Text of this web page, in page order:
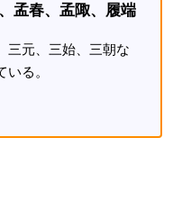
孟春、孟陬、履端
三元、三始、三朝な
る。